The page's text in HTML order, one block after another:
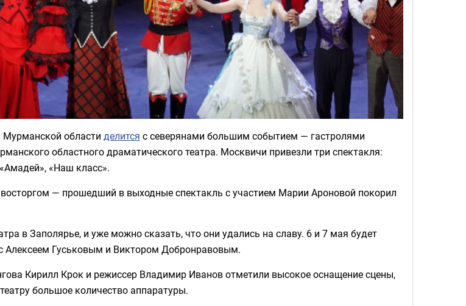
Мурманской области делится с северянами большим событием — гастролями
областного драматического театра. Москвичи привезли три спектакля:
«Наш класс».
восторгом — прошедший в выходные спектакль с участием Марии Ароновой покорил
в Заполярье, и уже можно сказать, что они удались на славу. 6 и 7 мая будет
Алексеем Гуськовым и Виктором Добронравовым.
Кирилл Крок и режиссер Владимир Иванов отметили высокое оснащение сцены,
большое количество аппаратуры.